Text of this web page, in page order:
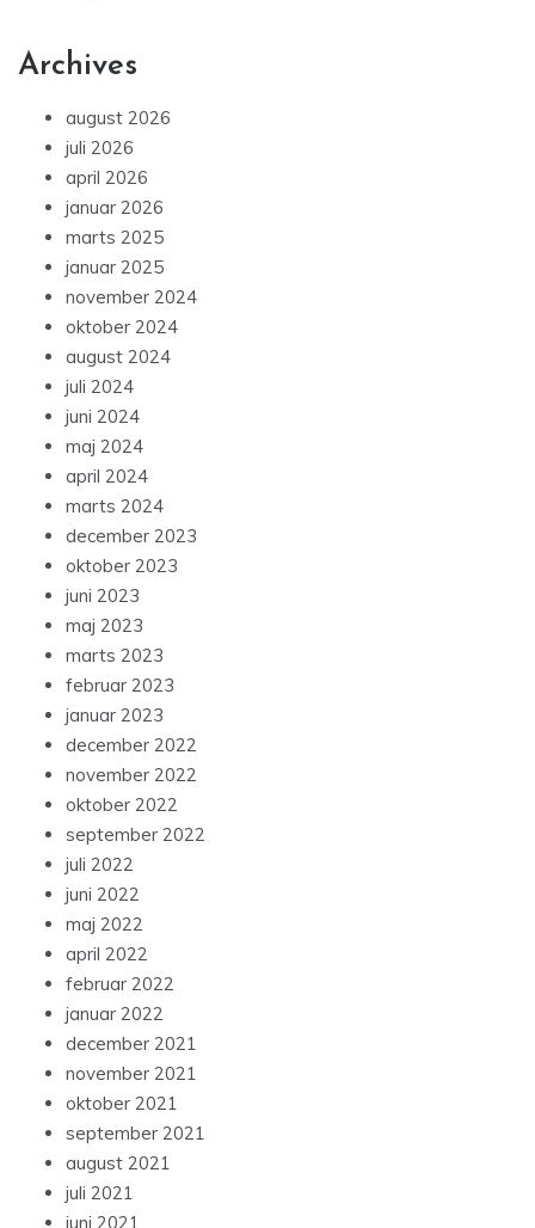
Archives
august 2026
juli 2026
april 2026
januar 2026
marts 2025
januar 2025
november 2024
oktober 2024
august 2024
juli 2024
juni 2024
maj 2024
april 2024
marts 2024
december 2023
oktober 2023
juni 2023
maj 2023
marts 2023
februar 2023
januar 2023
december 2022
november 2022
oktober 2022
september 2022
juli 2022
juni 2022
maj 2022
april 2022
februar 2022
januar 2022
december 2021
november 2021
oktober 2021
september 2021
august 2021
juli 2021
juni 2021